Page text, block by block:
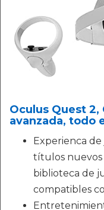
Oculus Quest 2,
avanzada, todo
Experienca
títulos nuevos
biblioteca de
compatibles